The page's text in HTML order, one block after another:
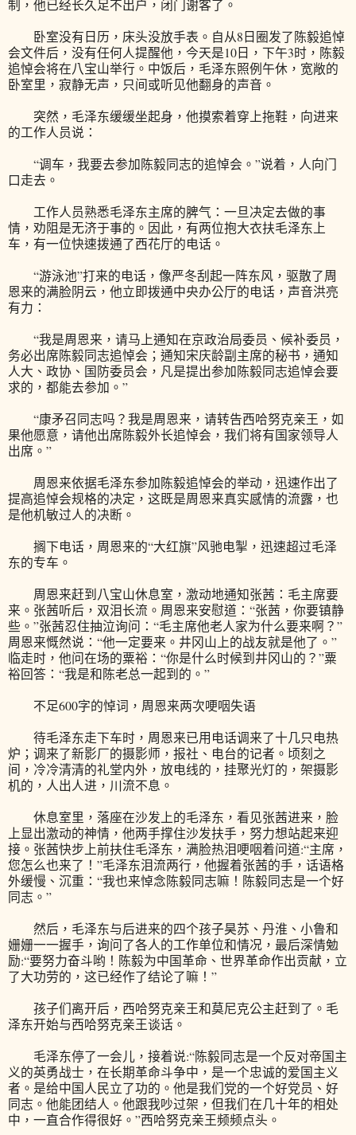
制，他已经长久足不出户，闭门谢客了。
卧室没有日历，床头没放手表。自从8日圈发了陈毅追悼
会文件后，没有任何人提醒他，今天是10日，下午3时，陈毅
追悼会将在八宝山举行。中饭后，毛泽东照例午休，宽敞的
卧室里，寂静无声，只间或听见他翻身的声音。
突然，毛泽东缓缓坐起身，他摸索着穿上拖鞋，向进来
的工作人员说：
“调车，我要去参加陈毅同志的追悼会。”说着，人向门
口走去。
工作人员熟悉毛泽东主席的脾气：一旦决定去做的事
情，劝阻是无济于事的。因此，有两位抱大衣扶毛泽东上
车，有一位快速拨通了西花厅的电话。
“游泳池”打来的电话，像严冬刮起一阵东风，驱散了周
恩来的满脸阴云，他立即拨通中央办公厅的电话，声音洪亮
有力：
“我是周恩来，请马上通知在京政治局委员、候补委员，
务必出席陈毅同志追悼会；通知宋庆龄副主席的秘书，通知
人大、政协、国防委员会，凡是提出参加陈毅同志追悼会要
求的，都能去参加。”
“康矛召同志吗？我是周恩来，请转告西哈努克亲王，如
果他愿意，请他出席陈毅外长追悼会，我们将有国家领导人
出席。”
周恩来依据毛泽东参加陈毅追悼会的举动，迅速作出了
提高追悼会规格的决定，这既是周恩来真实感情的流露，也
是他机敏过人的决断。
搁下电话，周恩来的“大红旗”风驰电掣，迅速超过毛泽
东的专车。
周恩来赶到八宝山休息室，激动地通知张茜：毛主席要
来。张茜听后，双泪长流。周恩来安慰道：“张茜，你要镇静
些。”张茜忍住抽泣询问：“毛主席他老人家为什么要来啊？”
周恩来慨然说：“他一定要来。井冈山上的战友就是他了。”
临走时，他问在场的粟裕：“你是什么时候到井冈山的？”粟
裕回答：“我是和陈老总一起到的。”
不足600字的悼词，周恩来两次哽咽失语
待毛泽东走下车时，周恩来已用电话调来了十几只电热
炉；调来了新影厂的摄影师，报社、电台的记者。顷刻之
间，冷冷清清的礼堂内外，放电线的，挂聚光灯的，架摄影
机的，人出人进，川流不息。
休息室里，落座在沙发上的毛泽东，看见张茜进来，脸
上显出激动的神情，他两手撑住沙发扶手，努力想站起来迎
接。张茜快步上前扶住毛泽东，满脸热泪哽咽着问道:“主席，
您怎么也来了！”毛泽东泪流两行，他握着张茜的手，话语格
外缓慢、沉重：“我也来悼念陈毅同志嘛！陈毅同志是一个好
同志。”
然后，毛泽东与后进来的四个孩子昊苏、丹淮、小鲁和
姗姗一一握手，询问了各人的工作单位和情况，最后深情勉
励:“要努力奋斗哟！陈毅为中国革命、世界革命作出贡献，立
了大功劳的，这已经作了结论了嘛！”
孩子们离开后，西哈努克亲王和莫尼克公主赶到了。毛
泽东开始与西哈努克亲王谈话。
毛泽东停了一会儿，接着说:“陈毅同志是一个反对帝国主
义的英勇战士，在长期革命斗争中，是一个忠诚的爱国主义
者。是给中国人民立了功的。他是我们党的一个好党员、好
同志。他能团结人。他跟我吵过架，但我们在几十年的相处
中，一直合作得很好。”西哈努克亲王频频点头。